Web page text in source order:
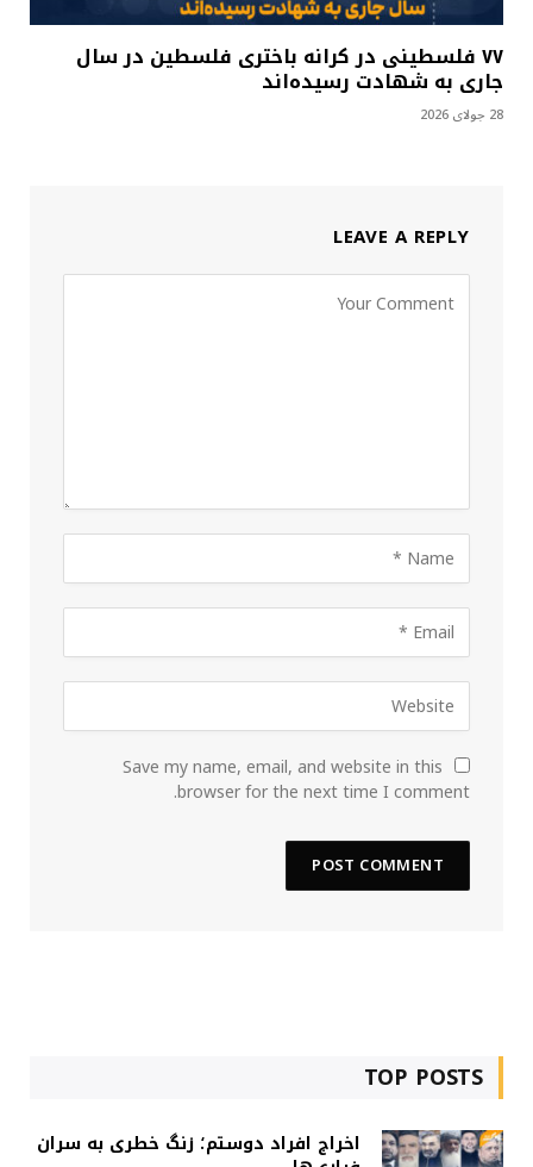
۷۷ فلسطینی در کرانه باختری فلسطین در سال
جاری به شهادت رسیده‌اند
28 جولای 2026
LEAVE A REPLY
Save my name, email, and website in this
browser for the next time I comment.
TOP POSTS
اخراج افراد دوستم؛ زنگ خطری به سران